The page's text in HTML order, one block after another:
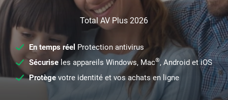
Total AV Plus 2026
En temps réel Protection antivirus
Sécuriseles appareils Windows, Mac®, Android et iOS
Protège votre identité et vos achats en ligne